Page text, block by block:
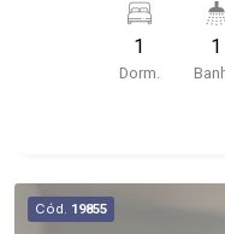
apartamento
- Poucas quadras
Francisco,
1
Dorm.
1
Cód. 19855